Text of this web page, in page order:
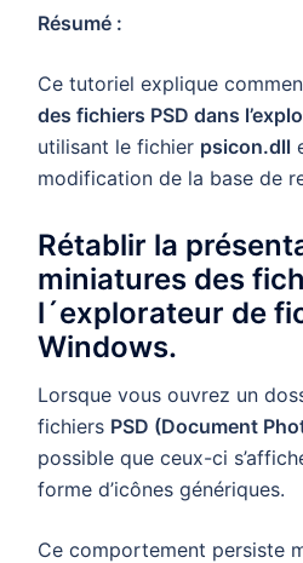
Résumé :
Ce tutoriel explique
des fichiers PSD dans
utilisant le fichier psicon.dll
modification de la base de
Rétablir la
miniatures des
l´explorateur de
Windows.
Lorsque vous ouvrez un
fichiers PSD (Document
possible que ceux-ci
forme d’icônes génériques.
Ce comportement persiste